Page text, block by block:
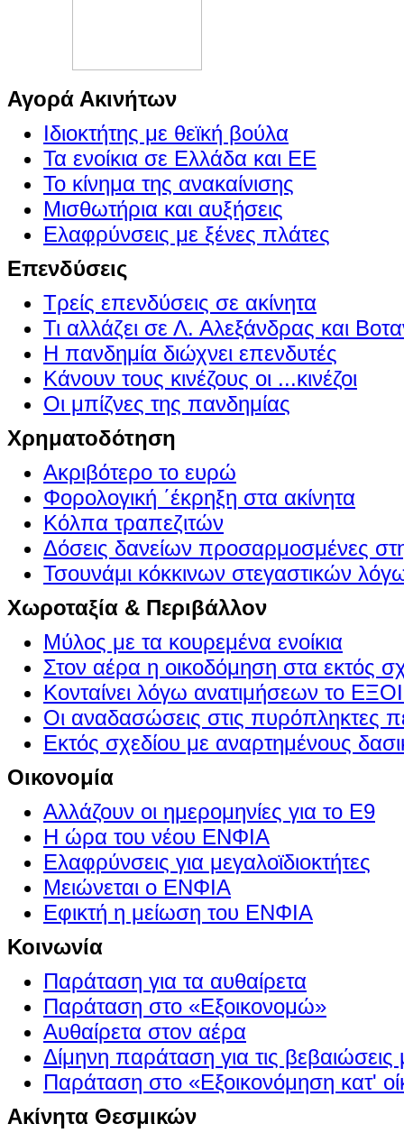
Αγορά Ακινήτων
Ιδιοκτήτης με θεϊκή βούλα
Τα ενοίκια σε Ελλάδα και ΕΕ
Το κίνημα της ανακαίνισης
Μισθωτήρια και αυξήσεις
Ελαφρύνσεις με ξένες πλάτες
Επενδύσεις
Τρείς επενδύσεις σε ακίνητα
Τι αλλάζει σε Λ. Αλεξάνδρας και
Η πανδημία διώχνει επενδυτές
Κάνουν τους κινέζους οι ...κινέζοι
Οι μπίζνες της πανδημίας
Χρηματοδότηση
Ακριβότερο το ευρώ
Φορολογική ΄έκρηξη στα ακίνητα
Κόλπα τραπεζιτών
Δόσεις δανείων προσαρμοσμένες
Τσουνάμι κόκκινων στεγαστικών
Χωροταξία & Περιβάλλον
Μύλος με τα κουρεμένα ενοίκια
Στον αέρα η οικοδόμηση στα εκτός
Κονταίνει λόγω ανατιμήσεων το
Οι αναδασώσεις στις πυρόπληκτες
Εκτός σχεδίου με αναρτημένους
Οικονομία
Αλλάζουν οι ημερομηνίες για το Ε9
Η ώρα του νέου ΕΝΦΙΑ
Ελαφρύνσεις για μεγαλοϊδιοκτήτες
Μειώνεται ο ΕΝΦΙΑ
Εφικτή η μείωση του ΕΝΦΙΑ
Κοινωνία
Παράταση για τα αυθαίρετα
Παράταση στο «Εξοικονομώ»
Αυθαίρετα στον αέρα
Δίμηνη παράταση για τις βεβαιώσεις
Παράταση στο «Εξοικονόμηση κατ'
Ακίνητα Θεσμικών